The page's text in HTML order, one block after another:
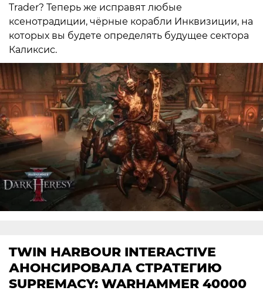
Trader? Теперь же исправят любые
ксенотрадиции, чёрные корабли Инквизиции, на
которых вы будете определять будущее сектора
Каликсис.
TWIN HARBOUR INTERACTIVE
АНОНСИРОВАЛА СТРАТЕГИЮ
SUPREMACY: WARHAMMER 40000